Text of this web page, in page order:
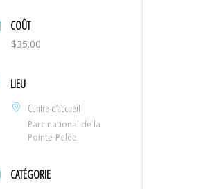
COÛT
$35.00
LIEU
Centre d’accueil
Parc national de la
Pointe-Pelée
CATÉGORIE